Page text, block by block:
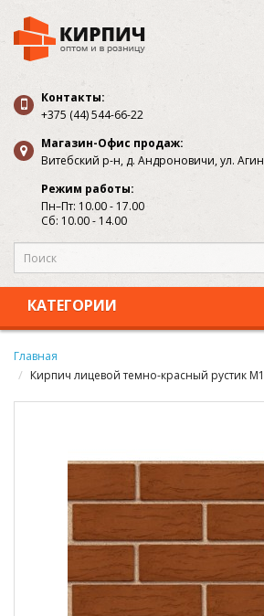
Контакты:
+375 (44) 544-66-22
Магазин-Офис продаж:
Витебский р-н, д. Андроновичи, ул.
Режим работы:
Пн–Пт: 10.00 - 17.00
Сб: 10.00 - 14.00
КАТЕГОРИИ
Главная
Кирпич лицевой темно-красный рустик